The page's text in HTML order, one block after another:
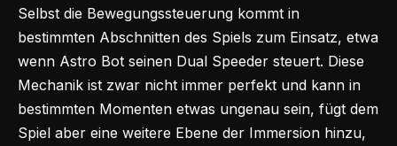
Selbst die Bewegungssteuerung kommt in
bestimmten Abschnitten des Spiels zum Einsatz, etwa
wenn Astro Bot seinen Dual Speeder steuert. Diese
Mechanik ist zwar nicht immer perfekt und kann in
bestimmten Momenten etwas ungenau sein, fügt dem
Spiel aber eine weitere Ebene der Immersion hinzu,